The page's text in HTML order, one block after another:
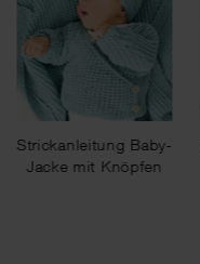
Strickanleitung Baby-
Jacke mit Knöpfen